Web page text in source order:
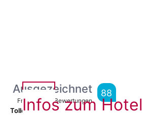
Ausgezeichnet
From10,606Bewertungen
88
Tolle Lage.91
Infos zum Hotel